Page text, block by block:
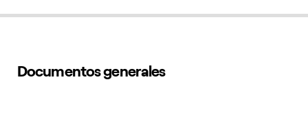
Documentos generales